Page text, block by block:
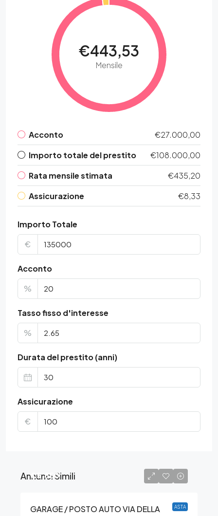
€443,53
Mensile
Acconto
€27.000,00
Importo totale del prestito
€108.000,00
Rata mensile stimata
€435,20
Assicurazione
€8,33
Importo Totale
€
Acconto
%
Tasso fisso d'interesse
%
Durata del prestito (anni)
Assicurazione
€
Annunci Simili
ASTA
€5.850
GARAGE / POSTO AUTO VIA DELLA